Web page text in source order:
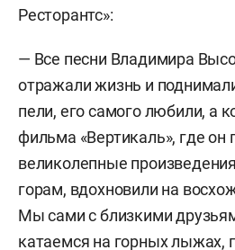
Ресторантс»:
— Все песни Владимира
отражали жизнь и
пели, его самого любили, а
фильма «Вертикаль», где он
великолепные
горам, вдохновили на
Мы сами с близкими
катаемся на горных лыжах,